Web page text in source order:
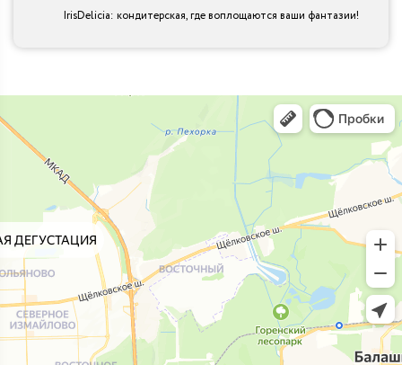
IrisDelicia: кондитерская, где воплощаются ваши фантазии!